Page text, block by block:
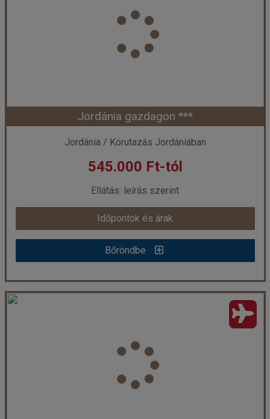
Város:Amman
Utazás módja:
Repülővel
Félpanzió
Szálláskategória:Program szerint
2 ágyas szoba
Időpont: 2026-10-20 | 6 éj
már 534.000 Ft-tól
Időpontok és árak
Bőröndbe
Jordánia gazdagon ***
Jordánia / Körutazás Jordániában
545.000 Ft-tól
Ellátás: leírás szerint
Időpontok és árak
Bőröndbe
Jordánia gazdagon ***
Körutazás Jordániában
Utazás módja:
Repülővel
leírás szerint
Szálláskategória:
2 ágyas szoba